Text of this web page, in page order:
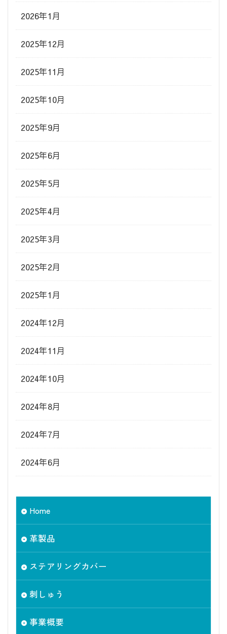
2026年1月
2025年12月
2025年11月
2025年10月
2025年9月
2025年6月
2025年5月
2025年4月
2025年3月
2025年2月
2025年1月
2024年12月
2024年11月
2024年10月
2024年8月
2024年7月
2024年6月
Home
革製品
ステアリングカバー
刺しゅう
事業概要